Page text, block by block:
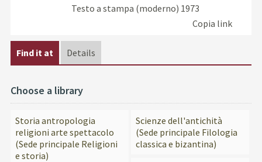
Copia link
Testo a stampa (moderno) 1973
Find it at Details
Choose a library
Storia antropologia
religioni arte spettacolo
(Sede principale Religioni
e storia)
Scienze dell'antichità
(Sede principale Filologia
classica e bizantina)